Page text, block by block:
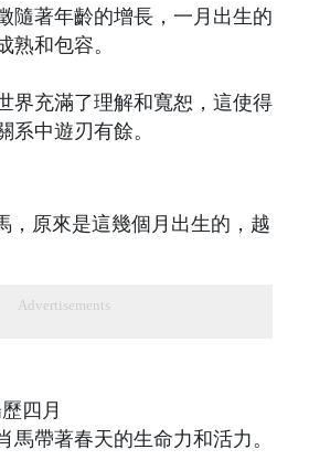
隨著年齡的增長，一月出生的
熟和包容。
界充滿了理解和寬恕，這使得
系中遊刃有餘。
Advertisements
月
馬帶著春天的生命力和活力。